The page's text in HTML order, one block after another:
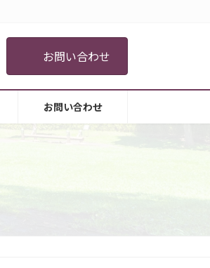
お問い合わせ
お問い合わせ